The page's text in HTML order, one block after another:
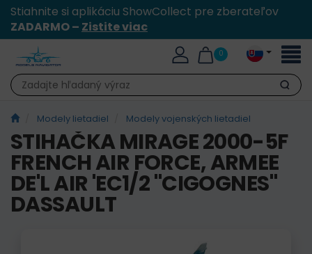
Stiahnite si aplikáciu ShowCollect pre zberateľov
ZADARMO – Zistite viac
0
Hľadať
Modely lietadiel Modely vojenských lietadiel
STIHAČKA MIRAGE 2000-5F
FRENCH AIR FORCE, ARMEE
DE'L AIR 'EC1/2 "CIGOGNES"
DASSAULT